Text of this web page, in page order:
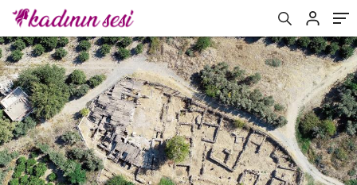
Açıklamalar!